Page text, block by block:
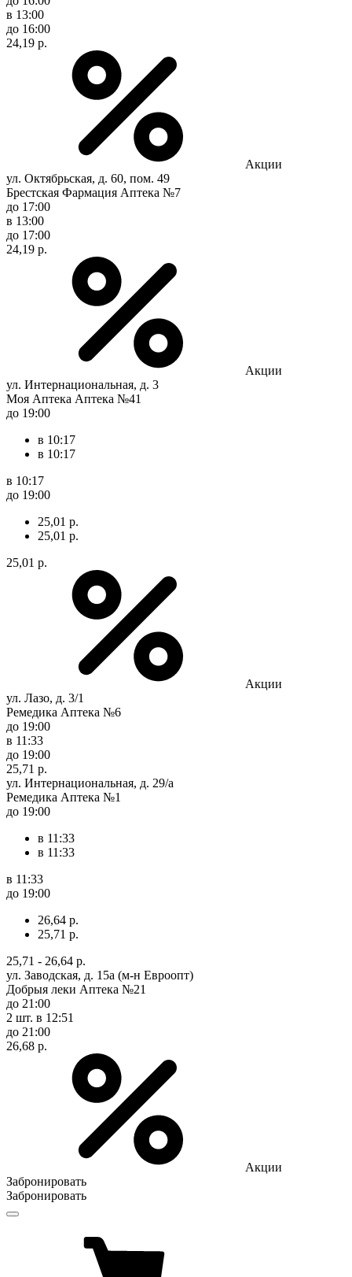
в 13:00
до 16:00
24,19 р.
Акции
ул. Октябрьская, д. 60, пом. 49
Брестская Фармация Аптека №7
до 17:00
в 13:00
до 17:00
24,19 р.
Акции
ул. Интернациональная, д. 3
Моя Аптека Аптека №41
до 19:00
в 10:17
в 10:17
в 10:17
до 19:00
25,01 р.
25,01 р.
25,01 р.
Акции
ул. Лазо, д. 3/1
Ремедика Аптека №6
до 19:00
в 11:33
до 19:00
25,71 р.
ул. Интернациональная, д. 29/а
Ремедика Аптека №1
до 19:00
в 11:33
в 11:33
в 11:33
до 19:00
26,64 р.
25,71 р.
25,71 - 26,64 р.
ул. Заводская, д. 15а (м-н Евроопт)
Добрыя леки Аптека №21
до 21:00
2 шт. в 12:51
до 21:00
26,68 р.
Акции
Забронировать
Забронировать